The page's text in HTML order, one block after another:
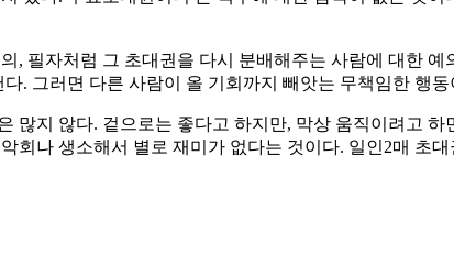
, 필자처럼 그 초대권을 다시 분배해주는 사람에 대한
. 그러면 다른 사람이 올 기회까지 빼앗는 무책임한 행동
많지 않다. 겉으로는 좋다고 하지만, 막상 움직이려고
회나 생소해서 별로 재미가 없다는 것이다. 일인2매 초